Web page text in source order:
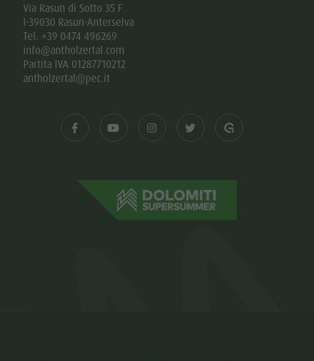
Via Rasun di Sotto 35 F
I-39030 Rasun-Anterselva
Tel. +39 0474 496269
info@antholzertal.com
Partita IVA 01287710212
antholzertal@pec.it